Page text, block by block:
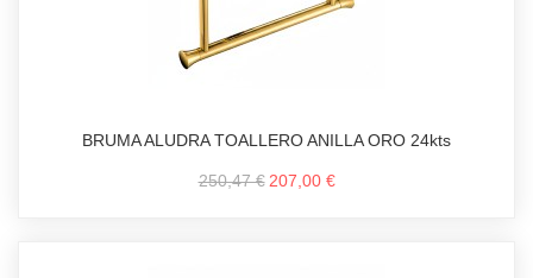
BRUMA ALUDRA TOALLERO ANILLA ORO 24kts
250,47 € 207,00 €